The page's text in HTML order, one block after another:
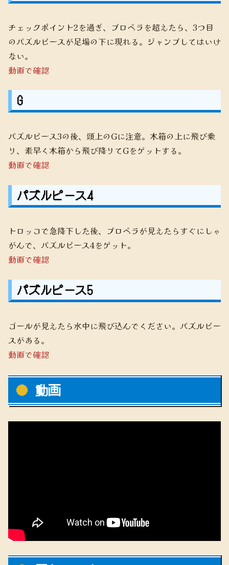
チェックポイント2を過ぎ、プロペラを超えたら、3つ目
のパズルピースが足場の下に現れる。ジャンプしてはいけ
ない。
動画で確認
G
パズルピース3の後、頭上のGに注意。木箱の上に飛び乗
り、素早く木箱から飛び降りてGをゲットする。
動画で確認
パズルピース4
トロッコで急降下した後、プロペラが見えたらすぐにしゃ
がんで、パズルピース4をゲット。
動画で確認
パズルピース5
ゴールが見えたら水中に飛び込んでください。パズルピー
スがある。
動画で確認
動画